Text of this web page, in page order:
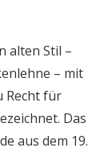
alten Stil –
– mit
Recht für
Das
aus dem 19.